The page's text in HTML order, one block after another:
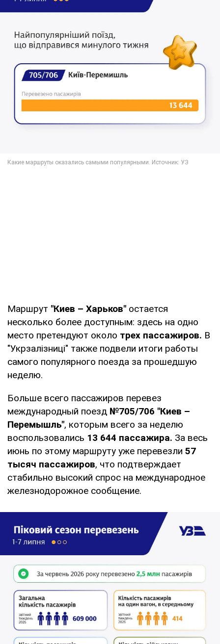
Маршрут "Киев – Харьков" остается
несколько более доступным: здесь на одно
место претендуют около трех пассажиров. В
"Укрзалізниці" также подвели итоги работы
самого популярного поезда за прошедшую
неделю.
Больше всего пассажиров перевез
международный поезд №705/706 "Киев –
Перемышль", которым всего за неделю
воспользовались 13 644 пассажира. За весь
июнь по этому маршруту уже перевезли 57
тысяч пассажиров, что подтверждает
стабильно высокий спрос на международное
железнодорожное сообщение.